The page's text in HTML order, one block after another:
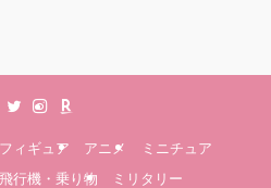
フィギュア アニメ
ミニチュア
行機・乗り物
ミリタリー